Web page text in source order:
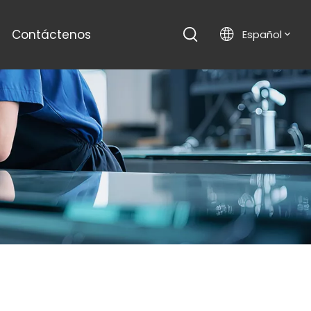
Contáctenos Español